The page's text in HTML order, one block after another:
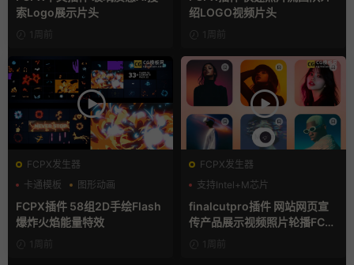
索Logo展示片头
1周前
绍LOGO视频片头
1周前
FCPX发生器
卡通模板
图形动画
手绘风
FCPX插件 58组2D手绘Flash
爆炸火焰能量特效
1周前
FCPX发生器
支持Intel+M芯片
finalcutpro插件 网站网页宣
传产品展示视频照片轮播FCP
X插件1周前